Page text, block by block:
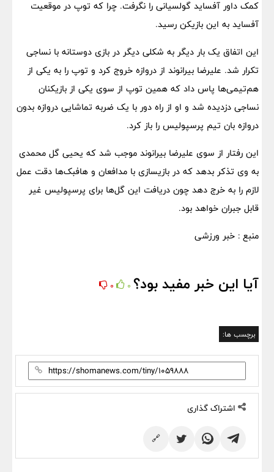
کمک داور آفساید گولسیانی را نگرفت. چرا که توپ در موقعیت
آفساید به این بازیکن رسید.
این اتفاق یک بار دیگر به شکلی دیگر در بازی دوستانه با نساجی
تکرار شد. علیرضا بیرانوند از دروازه خروج کرد و توپ را به یکی از
هم‌تیمی‌ها پاس داد که همین توپ از سوی یکی از بازیکنان
نساجی دزدیده شد و او از راه دور با یک ضربه تماشایی دروازه بدون
دروازه بان تیم پرسپولیس را باز کرد.
این رفتار از سوی علیرضا بیرانوند موجب شد که یحیی گل محمدی
به وی تذکر بدهد که در بازیسازی با مدافعان و هافبک‌ها دقت عمل
لازم را به خرج دهد چون دریافت این گل‌ها برای پرسپولیس غیر
قابل جبران خواهد بود.
منبع : خبر ورزشی
آیا این خبر مفید بود؟ 0
0
برچسب ها:
اشتراک گذاری
🔗